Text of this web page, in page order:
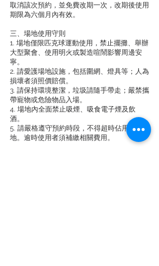
取消該次預約，並免費改期一次，改期後使用
期限為六個月內有效。
三、場地使用守則
1. 場地僅限匹克球運動使用，禁止擺攤、舉辦
大型聚會、使用明火或製造喧鬧影響周邊安
寧。
2. 請愛護場地設施，包括圍網、燈具等；人為
損壞者須照價賠償。
3. 請保持環境整潔，垃圾請隨手帶走；嚴禁攜
帶寵物或危險物品入場。
4. 場地內全面禁止吸煙、吸食電子煙及飲
酒。
5. 請嚴格遵守預約時段，不得超時佔用場
地。逾時使用者須補繳相關費用。